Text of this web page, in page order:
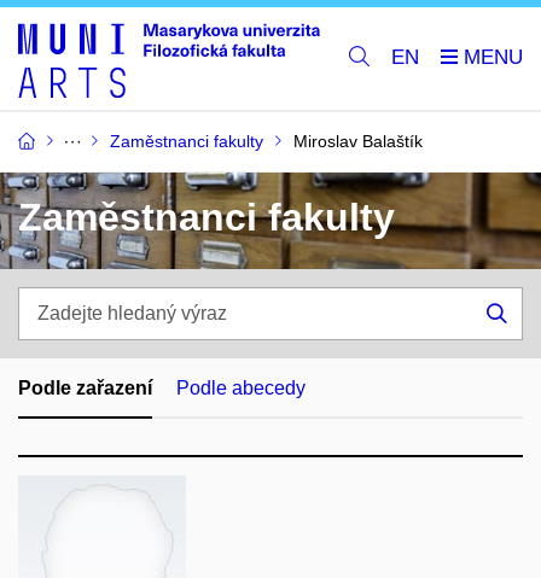
EN
Zaměstnanci fakulty Miroslav Balaštík
Zaměstnanci fakulty
hledaný
výraz
Podle zařazení Podle abecedy